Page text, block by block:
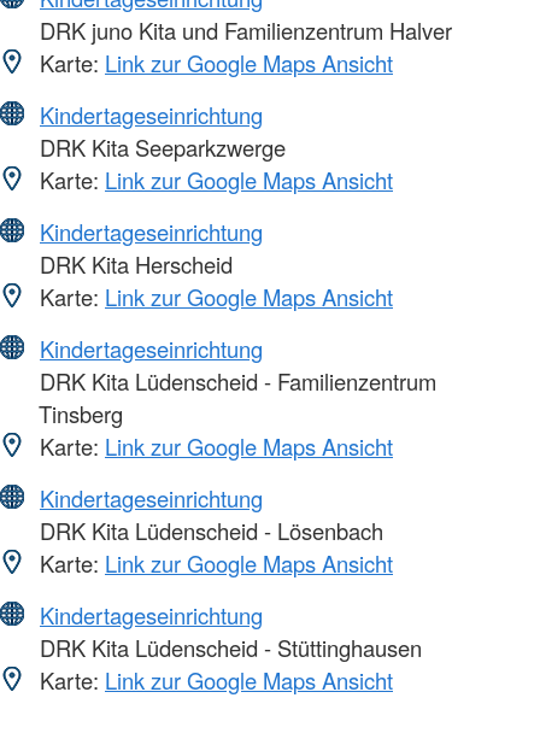
DRK juno Kita und Familienzentrum Halver
Karte: Link zur Google Maps Ansicht
Kindertageseinrichtung
DRK Kita Seeparkzwerge
Karte: Link zur Google Maps Ansicht
Kindertageseinrichtung
DRK Kita Herscheid
Karte: Link zur Google Maps Ansicht
Kindertageseinrichtung
DRK Kita Lüdenscheid - Familienzentrum
Tinsberg
Karte: Link zur Google Maps Ansicht
Kindertageseinrichtung
DRK Kita Lüdenscheid - Lösenbach
Karte: Link zur Google Maps Ansicht
Kindertageseinrichtung
DRK Kita Lüdenscheid - Stüttinghausen
Karte: Link zur Google Maps Ansicht